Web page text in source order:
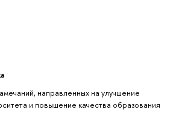
направленных на улучшение
и повышение качества образования